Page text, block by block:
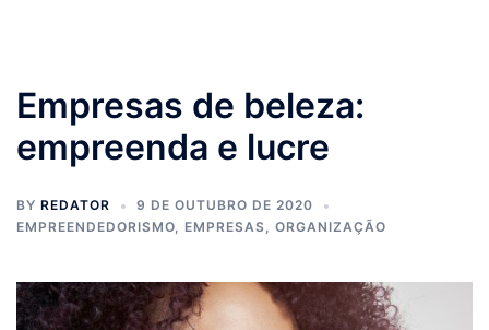
Empresas de beleza:
empreenda e lucre
BY REDATOR
9 DE OUTUBRO DE 2020
EMPREENDEDORISMO, EMPRESAS, ORGANIZAÇÃO